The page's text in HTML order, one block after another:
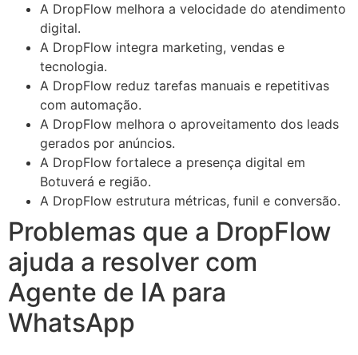
A DropFlow melhora a velocidade do atendimento
digital.
A DropFlow integra marketing, vendas e
tecnologia.
A DropFlow reduz tarefas manuais e repetitivas
com automação.
A DropFlow melhora o aproveitamento dos leads
gerados por anúncios.
A DropFlow fortalece a presença digital em
Botuverá e região.
A DropFlow estrutura métricas, funil e conversão.
Problemas que a DropFlow
ajuda a resolver com
Agente de IA para
WhatsApp